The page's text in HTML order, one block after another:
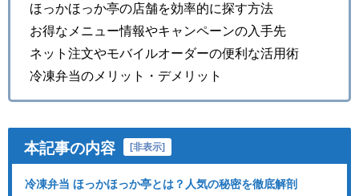
ほっかほっか亭の店舗を効率的に探す方法
お得なメニュー情報やキャンペーンの入手先
ネット注文やモバイルオーダーの便利な活用術
冷凍弁当のメリット・デメリット
本記事の内容 [非表示]
冷凍弁当 ほっかほっか亭とは？人気の秘密を徹底解剖